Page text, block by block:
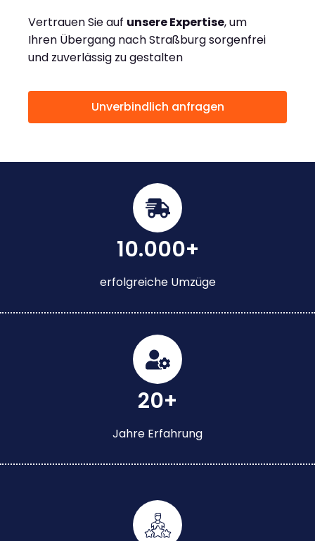
Vertrauen Sie auf unsere Expertise, um
Ihren Übergang nach Straßburg sorgenfrei
und zuverlässig zu gestalten
Unverbindlich anfragen
10.000+
erfolgreiche Umzüge
20+
Jahre Erfahrung